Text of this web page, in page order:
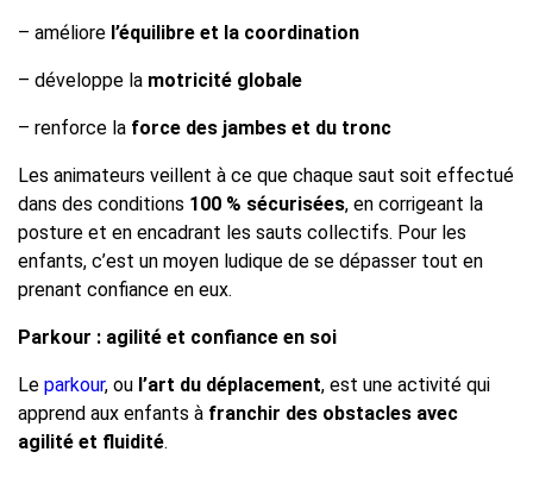
– améliore l’équilibre et la coordination
– développe la motricité globale
– renforce la force des jambes et du tronc
Les animateurs veillent à ce que chaque saut soit effectué
dans des conditions 100 % sécurisées, en corrigeant la
posture et en encadrant les sauts collectifs. Pour les
enfants, c’est un moyen ludique de se dépasser tout en
prenant confiance en eux.
Parkour : agilité et confiance en soi
Le parkour, ou l’art du déplacement, est une activité qui
apprend aux enfants à franchir des obstacles avec
agilité et fluidité.